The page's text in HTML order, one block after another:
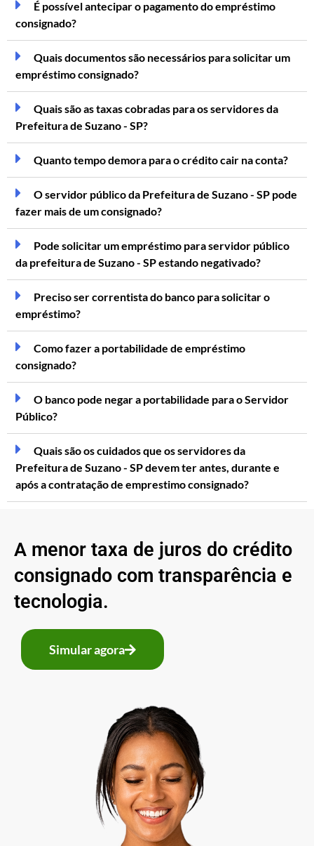
É possível antecipar o pagamento do empréstimo
consignado?
Quais documentos são necessários para solicitar um
empréstimo consignado?
Quais são as taxas cobradas para os servidores da
Prefeitura de Suzano - SP?
Quanto tempo demora para o crédito cair na conta?
O servidor público da Prefeitura de Suzano - SP pode
fazer mais de um consignado?
Pode solicitar um empréstimo para servidor público
da prefeitura de Suzano - SP estando negativado?
Preciso ser correntista do banco para solicitar o
empréstimo?
Como fazer a portabilidade de empréstimo
consignado?
O banco pode negar a portabilidade para o Servidor
Público?
Quais são os cuidados que os servidores da
Prefeitura de Suzano - SP devem ter antes, durante e
após a contratação de emprestimo consignado?
A menor taxa de juros do crédito
consignado com transparência e
tecnologia.
Simular agora